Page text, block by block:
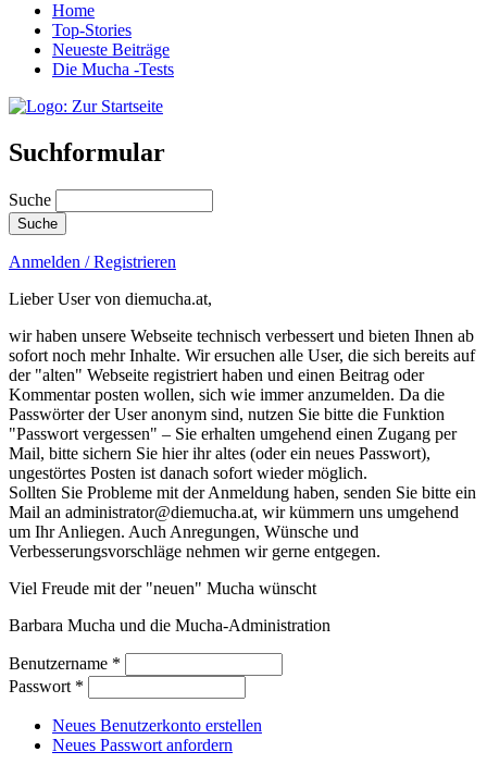
Home
Top-Stories
Neueste Beiträge
Die Mucha -Tests
Suchformular
Suche
Anmelden / Registrieren
Lieber User von diemucha.at,
wir haben unsere Webseite technisch verbessert und bieten Ihnen ab
sofort noch mehr Inhalte. Wir ersuchen alle User, die sich bereits auf
der "alten" Webseite registriert haben und einen Beitrag oder
Kommentar posten wollen, sich wie immer anzumelden. Da die
Passwörter der User anonym sind, nutzen Sie bitte die Funktion
"Passwort vergessen" – Sie erhalten umgehend einen Zugang per
Mail, bitte sichern Sie hier ihr altes (oder ein neues Passwort),
ungestörtes Posten ist danach sofort wieder möglich.
Sollten Sie Probleme mit der Anmeldung haben, senden Sie bitte ein
Mail an administrator@diemucha.at, wir kümmern uns umgehend
um Ihr Anliegen. Auch Anregungen, Wünsche und
Verbesserungsvorschläge nehmen wir gerne entgegen.
Viel Freude mit der "neuen" Mucha wünscht
Barbara Mucha und die Mucha-Administration
Benutzername *
Passwort *
Neues Benutzerkonto erstellen
Neues Passwort anfordern